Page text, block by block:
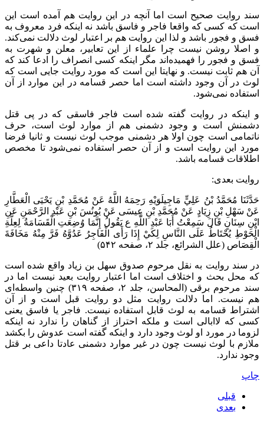
سند روایت صحیح است اما آنچه در این روایت هم آمده است این
است که کسی که واقعا فاجر و فاسق باشد نه اینکه فرد معروف به
فسق و فجور باشد و لذا این روایت هم بر اعتبار لوث دلالت نمی‌کند.
و اصلا روشن نیست چرا علماء از این تعابیر، معلن و شهرت به
فسق و فجور را فهمیده‌اند مگر اینکه کسی انصراف را ادعا کند که
آن هم ثابت نیست. و نهایتا این است که مورد روایت جایی است که
لوث در آن وجود داشته است اما حصر قسامه در این موارد از آن
استفاده نمی‌شود.
و اینکه در روایت گفته شده است فاجر فاسقی که در پی قتل
دشمنش است و وجود دشمنی هم از موارد لوث است، حرف
ناتمامی است چون اولا هر دشمنی موجب لوث نیست و ثانیا فرضا
مورد این روایت است و از آن حصر استفاده نمی‌شود تا مخصص
اطلاقات قسامه باشد.
روایت بعدی:
حَدَّثَنَا مُحَمَّدُ بْنُ عَلِيٍّ مَاجِيلَوَيْهِ رَحِمَهُ اللَّهُ عَنْ مُحَمَّدِ بْنِ يَحْيَى الْعَطَّارِ
عَنْ سَهْلِ بْنِ زِيَادٍ عَنْ مُحَمَّدِ بْنِ عِيسَى عَنْ يُونُسَ بْنِ عَبْدِ الرَّحْمَنِ عَنِ
ابْنِ سِنَانٍ قَالَ سَمِعْتُ أَبَا عَبْدِ اللَّهِ ع يَقُولُ‏ إِنَّمَا وُضِعَتِ الْقَسَامَةُ لِعِلَّةِ
الْحَوْطِ يُحْتَاطُ عَلَى النَّاسِ لِكَيْ إِذَا رَأَى الْفَاجِرُ عَدُوَّهُ‏ فَرَّ مِنْهُ مَخَافَةَ
الْقِصَاص‏ (علل الشرائع، جلد ۲، صفحه ۵۴۲)
در سند روایت به نقل مرحوم صدوق سهل بن زیاد واقع شده است
که محل بحث و اختلاف است اما اعتبار روایت بعید نیست اما در
سند مرحوم برقی (المحاسن، جلد ۲، صفحه ۳۱۹) چنین واسطه‌ای
هم نیست. اما دلالت روایت مثل دو روایت قبل است و از آن
اشتراط قسامه به لوث قابل استفاده نیست. فاجر یا فاسق یعنی
کسی که لاابالی است و ملکه احتراز از گناهان را ندارد نه اینکه
لزوما در مورد او لوث وجود دارد و اینکه گفته است عدوش را بکشد
ملازم با لوث نیست چون در غیر موارد دشمنی عادتا داعی بر قتل
وجود ندارد.
چاپ
قبلی
بعدی